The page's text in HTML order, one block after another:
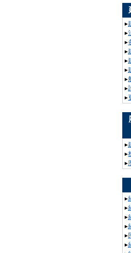
▸
▸
▸
▸
▸
▸
▸
▸
▸
▸
▸
▸
▸
▸
▸
▸
▸
▸